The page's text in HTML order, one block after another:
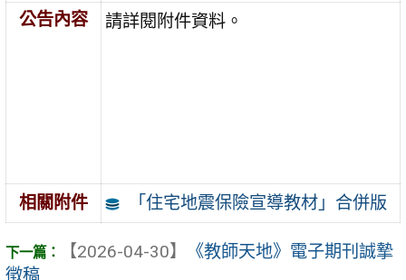
公告內容
請詳閱附件資料。
相關附件 「住宅地震保險宣導教材」合併版
【2026-04-30】
《教師天地》電子期刊誠摯
徵稿